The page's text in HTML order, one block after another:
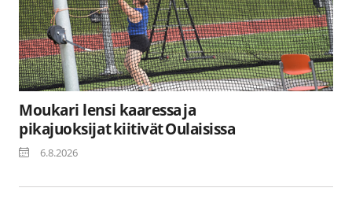
Moukari lensi kaaressa ja
pikajuoksijat kiitivät Oulaisissa
6.8.2026